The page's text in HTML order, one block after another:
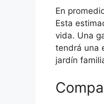
En
Esta
vida. Una
tendrá una
jardín